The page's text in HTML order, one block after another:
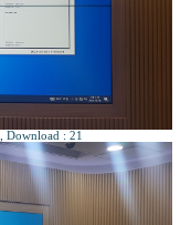
, Download : 21